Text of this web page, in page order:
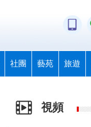
社團 藝苑 旅遊
視頻